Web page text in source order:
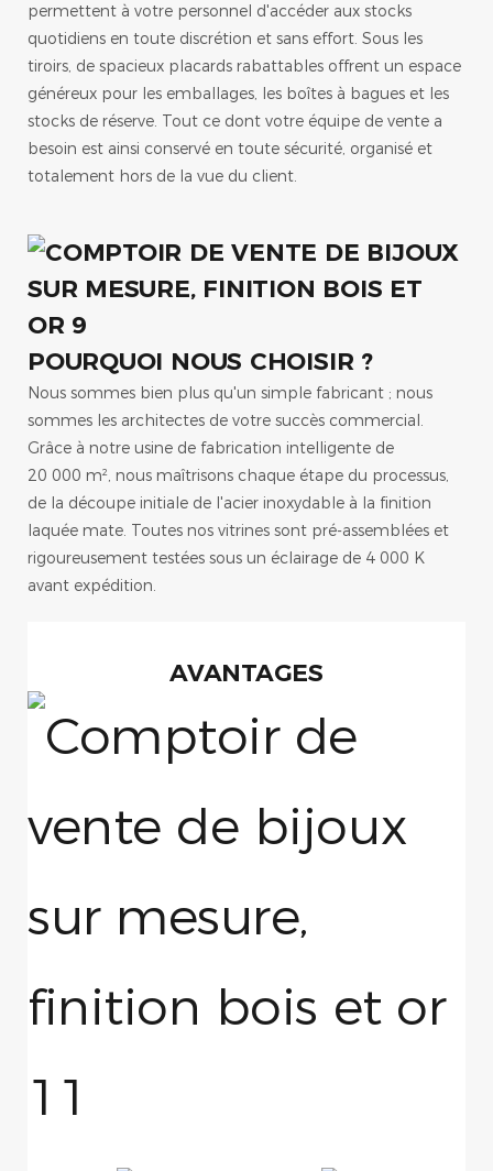
permettent à votre personnel d'accéder aux stocks
quotidiens en toute discrétion et sans effort. Sous les
tiroirs, de spacieux placards rabattables offrent un espace
généreux pour les emballages, les boîtes à bagues et les
stocks de réserve. Tout ce dont votre équipe de vente a
besoin est ainsi conservé en toute sécurité, organisé et
totalement hors de la vue du client.
POURQUOI NOUS CHOISIR ?
Nous sommes bien plus qu'un simple fabricant ; nous
sommes les architectes de votre succès commercial.
Grâce à notre usine de fabrication intelligente de
20 000 m², nous maîtrisons chaque étape du processus,
de la découpe initiale de l'acier inoxydable à la finition
laquée mate. Toutes nos vitrines sont pré-assemblées et
rigoureusement testées sous un éclairage de 4 000 K
avant expédition.
AVANTAGES